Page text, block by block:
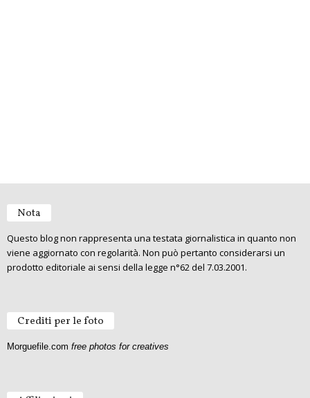
Nota
Questo blog non rappresenta una testata giornalistica in quanto non
viene aggiornato con regolarità. Non può pertanto considerarsi un
prodotto editoriale ai sensi della legge n°62 del 7.03.2001.
Crediti per le foto
Morguefile.com free photos for creatives